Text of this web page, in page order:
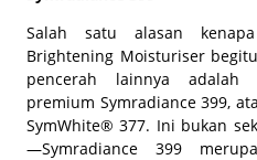
Salah satu alasan
Brightening Moisturiser
pencerah lainnya adalah
premium Symradiance 399,
SymWhite® 377. Ini bukan
—Symradiance 399